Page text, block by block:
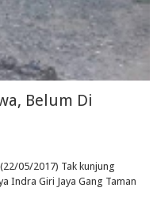
Belum Di
05/2017) Tak kunjung
Indra Giri Jaya Gang Taman